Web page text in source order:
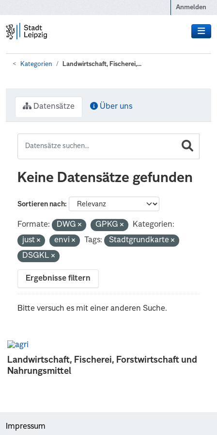
Anmelden
Kategorien Landwirtschaft, Fischerei,...
Landwirtschaft, Fischerei, Forstwirtschaft und
Nahrungsmittel
Datensätze Über uns
Keine Datensätze gefunden
Sortieren nach
Formate: DWG GPKG
Kategorien:
just
envi Tags:
Stadtgrundkarte
DSGKL
Ergebnisse filtern
Bitte versuch es mit einer anderen Suche.
Impressum